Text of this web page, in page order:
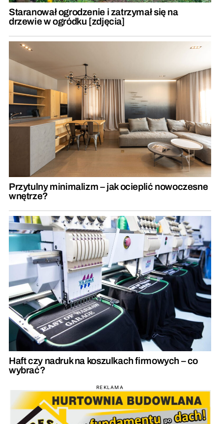
Staranował ogrodzenie i zatrzymał się na
drzewie w ogródku [zdjęcia]
Przytulny minimalizm – jak ocieplić nowoczesne
wnętrze?
Haft czy nadruk na koszulkach firmowych – co
wybrać?
REKLAMA